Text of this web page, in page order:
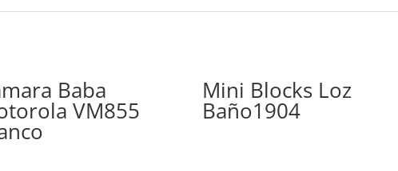
Baba
VM855
Mini Blocks Loz
Baño1904